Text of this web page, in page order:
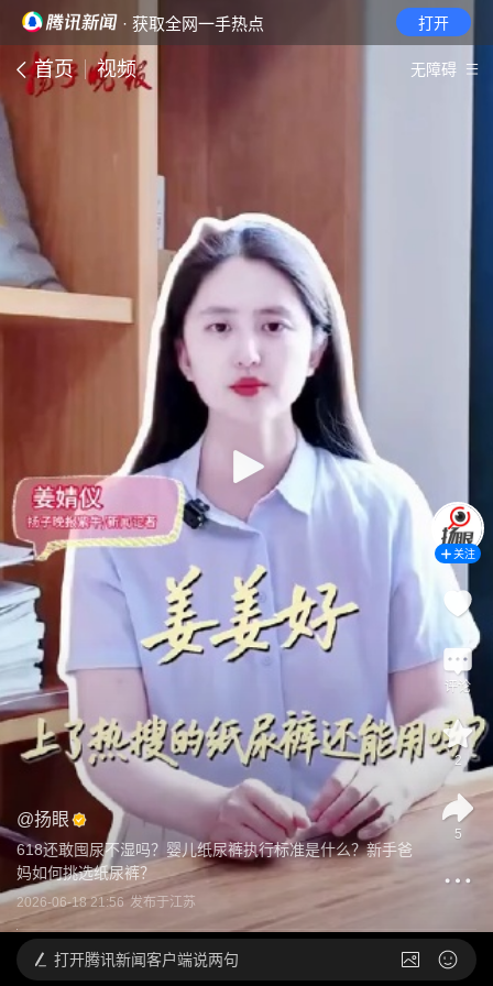
· 获取全网一手热点 打开
首页 视频 无障碍
@扬眼
618还敢囤尿不湿吗？婴儿纸尿裤执行标准是什么？新手爸
妈如何挑选纸尿裤？
2026-06-18 21:56 发布于江苏
关注
评论
2
5
打开腾讯新闻客户端说两句